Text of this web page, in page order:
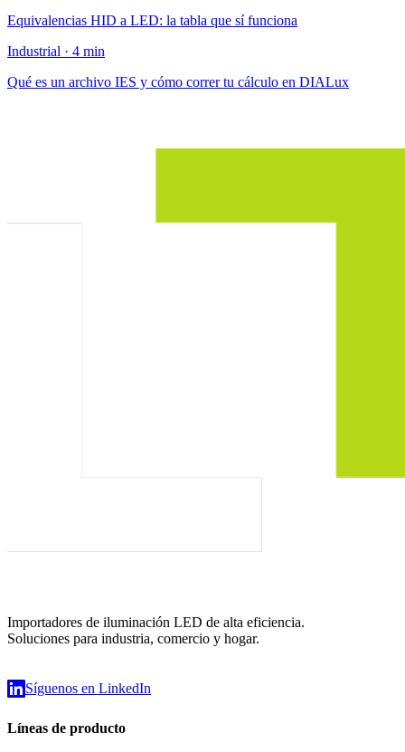
Equivalencias HID a LED: la tabla que sí funciona
Industrial · 4 min
Qué es un archivo IES y cómo correr tu cálculo en DIALux
Importadores de iluminación LED de alta eficiencia.
Soluciones para industria, comercio y hogar.
Síguenos en LinkedIn
Líneas de producto